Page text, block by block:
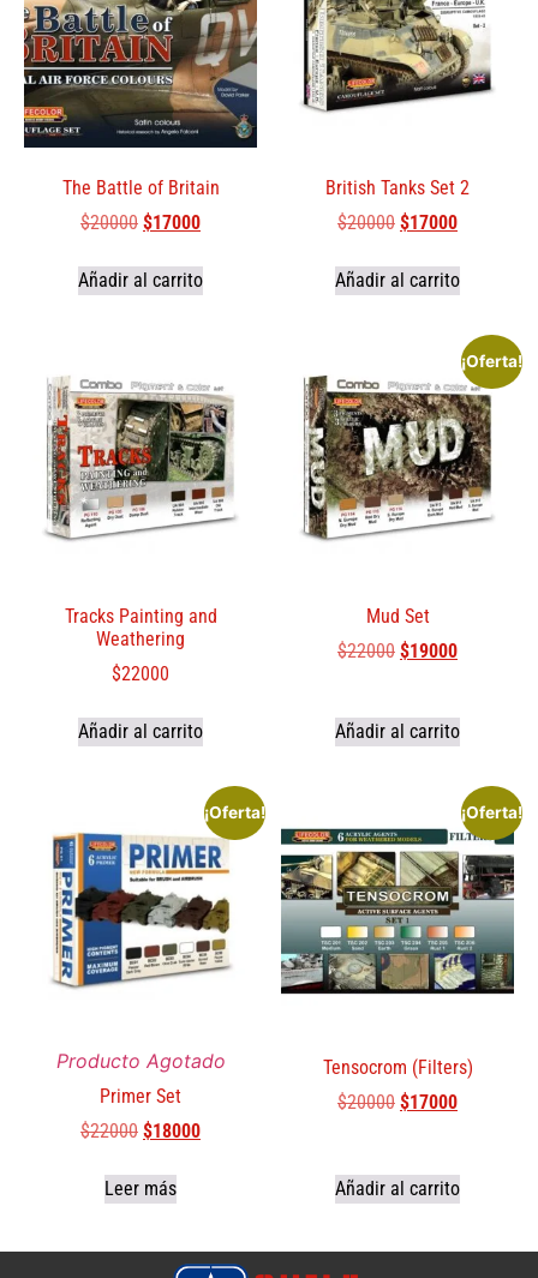
The Battle of Britain
$20000 $17000
Añadir al carrito
British Tanks Set 2
$20000 $17000
Añadir al carrito
Tracks Painting and
Weathering
$22000
Añadir al carrito
¡Oferta!
Mud Set
$22000 $19000
Añadir al carrito
¡Oferta!
Producto Agotado
Primer Set
$22000 $18000
Leer más
¡Oferta!
Tensocrom (Filters)
$20000 $17000
Añadir al carrito